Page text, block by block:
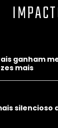
ganham
mais
silencioso